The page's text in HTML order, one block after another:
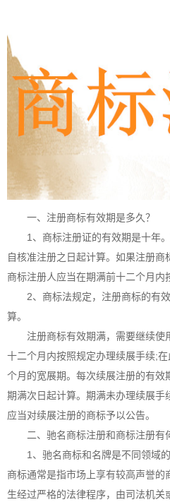
一、注册商标有效期是多久？
1、商标注册证的有效期是十年。
自核准注册之日起计算。如果注册商
商标注册人应当在期满前十二个月内
2、商标法规定，注册商标的有效
算。
注册商标有效期满，需要继续使
十二个月内按照规定办理续展手续;
个月的宽展期。每次续展注册的有
期满次日起计算。期满未办理续展手
应当对续展注册的商标予以公告。
二、驰名商标注册和商标注册有
1、驰名商标和名牌是不同领域的
商标通常是指市场上享有较高声誉
生经过严格的法律程序，由司法机